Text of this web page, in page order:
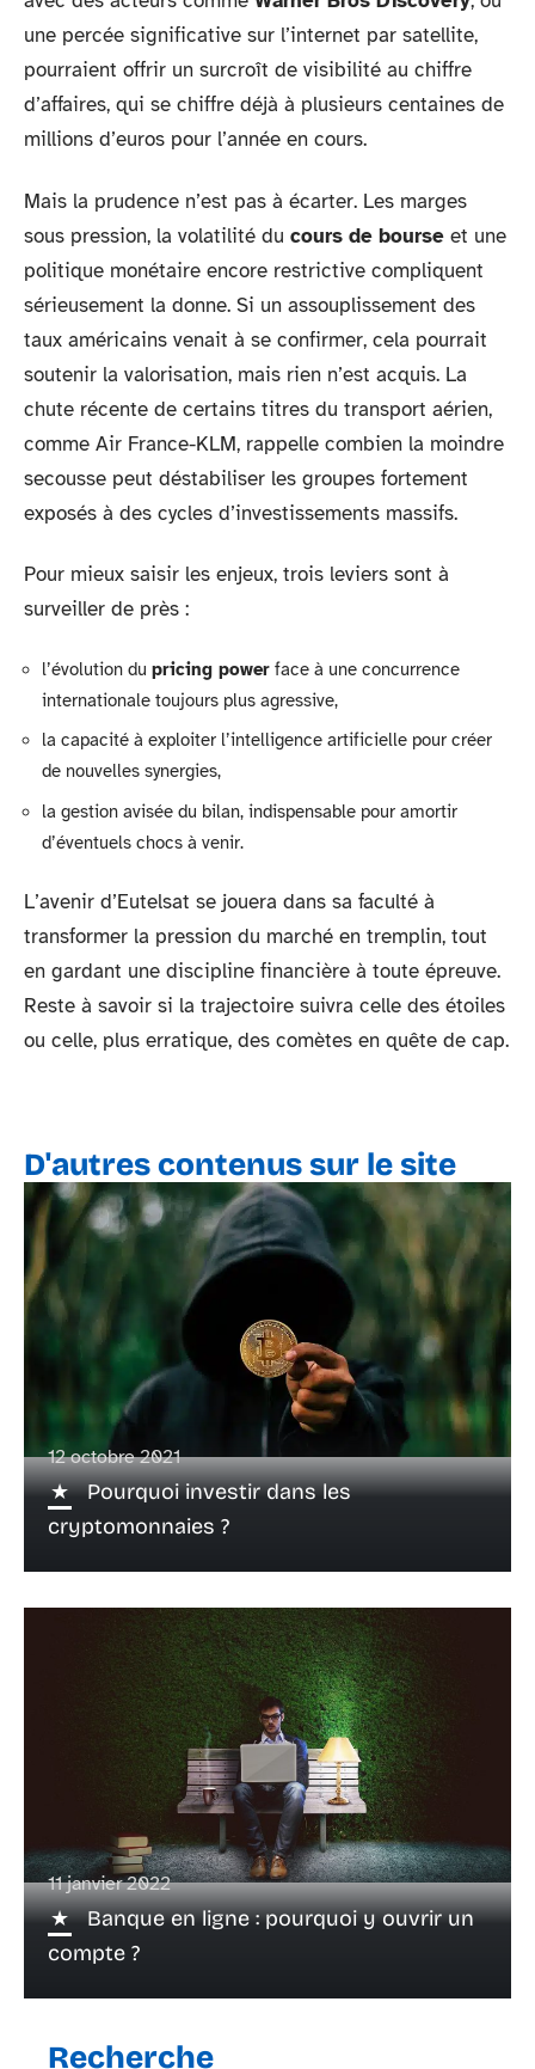
une percée significative sur l’internet par satellite,
pourraient offrir un surcroît de visibilité au chiffre
d’affaires, qui se chiffre déjà à plusieurs centaines de
millions d’euros pour l’année en cours.
Mais la prudence n’est pas à écarter. Les marges
sous pression, la volatilité du cours de bourse et une
politique monétaire encore restrictive compliquent
sérieusement la donne. Si un assouplissement des
taux américains venait à se confirmer, cela pourrait
soutenir la valorisation, mais rien n’est acquis. La
chute récente de certains titres du transport aérien,
comme Air France-KLM, rappelle combien la moindre
secousse peut déstabiliser les groupes fortement
exposés à des cycles d’investissements massifs.
Pour mieux saisir les enjeux, trois leviers sont à
surveiller de près :
l’évolution du pricing power face à une concurrence
internationale toujours plus agressive,
la capacité à exploiter l’intelligence artificielle pour créer
de nouvelles synergies,
la gestion avisée du bilan, indispensable pour amortir
d’éventuels chocs à venir.
L’avenir d’Eutelsat se jouera dans sa faculté à
transformer la pression du marché en tremplin, tout
en gardant une discipline financière à toute épreuve.
Reste à savoir si la trajectoire suivra celle des étoiles
ou celle, plus erratique, des comètes en quête de cap.
D'autres contenus sur le site
12 octobre 2021
Pourquoi investir dans les
cryptomonnaies ?
11 janvier 2022
Banque en ligne : pourquoi y ouvrir un
compte ?
Recherche